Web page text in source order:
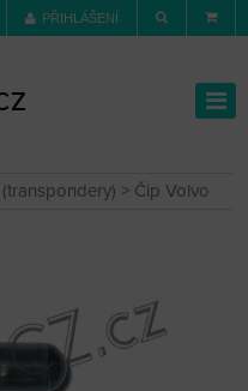
PŘIHLÁŠENÍ
> Čip Volvo